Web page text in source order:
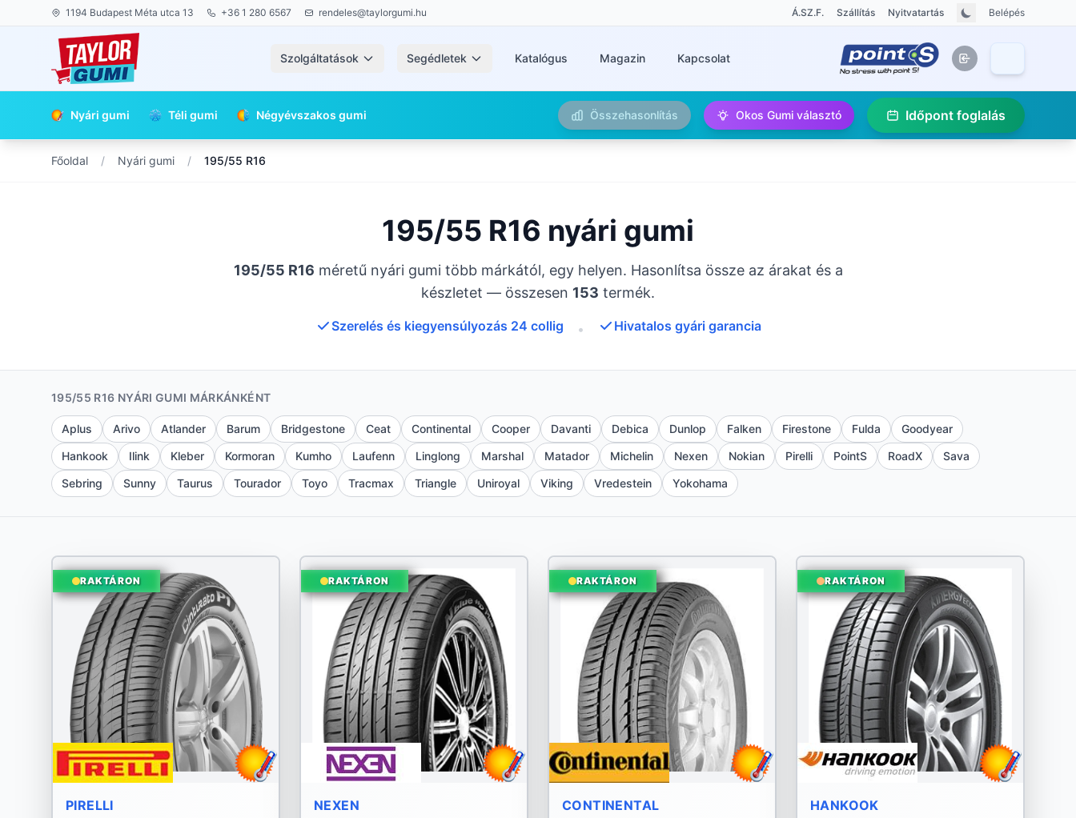
1194 Budapest Méta utca 13 +36 1 280 6567 rendeles@taylorgumi.hu Á.SZ.F. Szállítás Nyitvatartás Belépés
Szolgáltatások Segédletek Katalógus Magazin Kapcsolat
Nyári gumi Téli gumi Négyévszakos gumi Összehasonlítás Okos Gumi választó Időpont foglalás
Főoldal / Nyári gumi / 195/55 R16
195/55 R16 nyári gumi
195/55 R16 méretű nyári gumi több márkától, egy helyen. Hasonlítsa össze az árakat és a
készletet — összesen 153 termék.
Szerelés és kiegyensúlyozás 24 collig • Hivatalos gyári garancia
195/55 R16 NYÁRI GUMI MÁRKÁNKÉNT
Aplus Arivo Atlander Barum Bridgestone Ceat Continental Cooper Davanti Debica Dunlop Falken Firestone Fulda
Goodyear
Hankook
Ilink Kleber Kormoran Kumho Laufenn Linglong Marshal Matador Michelin Nexen Nokian Pirelli PointS RoadX
Sava
Sebring
Sunny Taurus Tourador Toyo Tracmax Triangle Uniroyal Viking Vredestein Yokohama
RAKTÁRON
PIRELLI
RAKTÁRON
NEXEN
RAKTÁRON
CONTINENTAL
RAKTÁRON
HANKOOK